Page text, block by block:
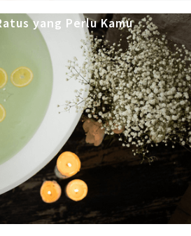
yang Perlu Kamu